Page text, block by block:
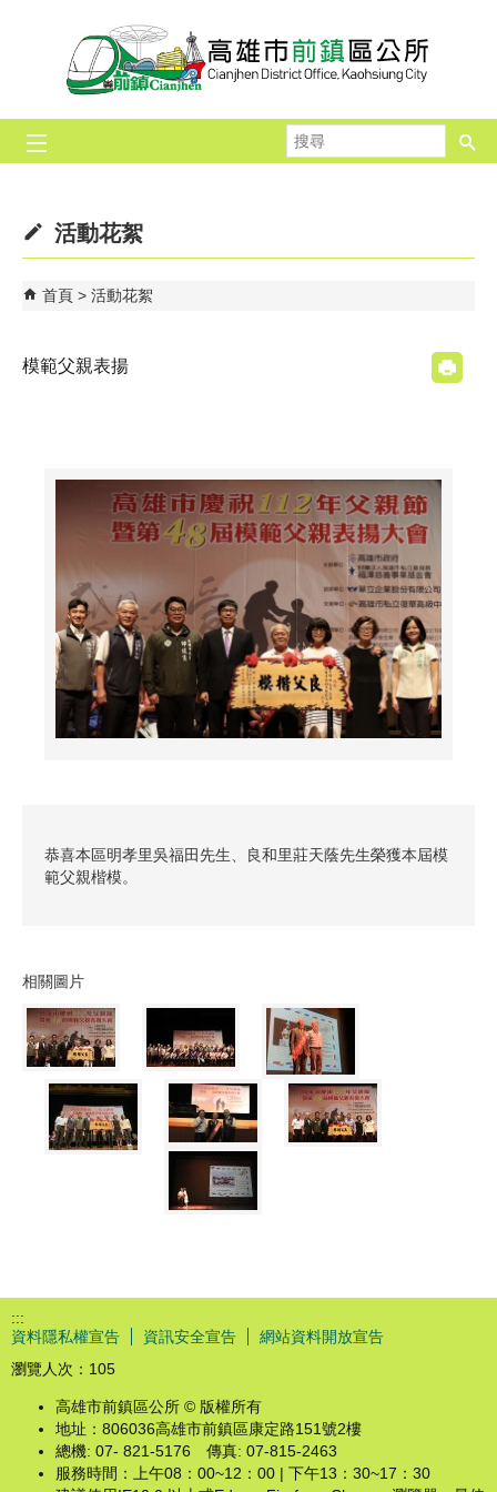
跳到主要內容區塊
尋
活動花絮
首頁 活動花絮
模範父親表揚
恭喜本區明孝里吳福田先生、良和里莊天蔭先生榮獲本屆模
範父親楷模。
相關圖片
:::
資料隱私權宣告
資訊安全宣告
網站資料開放宣告
瀏覽人次： 105
高雄市前鎮區公所 © 版權所有
地址：806036高雄市前鎮區康定路151號2樓
總機: 07- 821-5176 傳真: 07-815-2463
服務時間：上午08：00~12：00 | 下午13：30~17：30